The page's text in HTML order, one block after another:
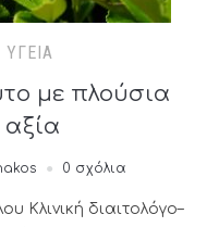
με πλούσια
αξία
0 σχόλια
Κλινική διαιτολόγο–